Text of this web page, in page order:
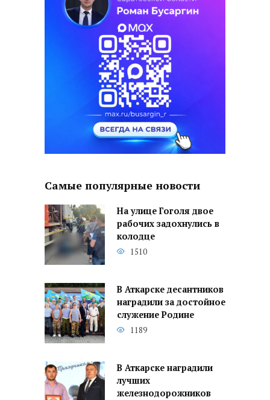
Самые популярные новости
На улице Гоголя двое
рабочих задохнулись в
колодце
1510
В Аткарске десантников
наградили за достойное
служение Родине
1189
В Аткарске наградили
лучших
железнодорожников